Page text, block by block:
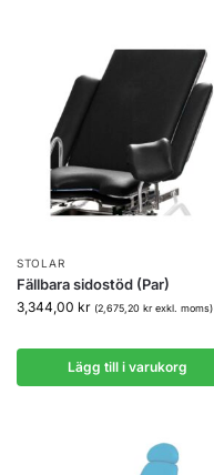
STOLAR
Fällbara sidostöd (Par)
3,344,00 kr (2,675,20 krexkl. moms)
Lägg till i varukorg